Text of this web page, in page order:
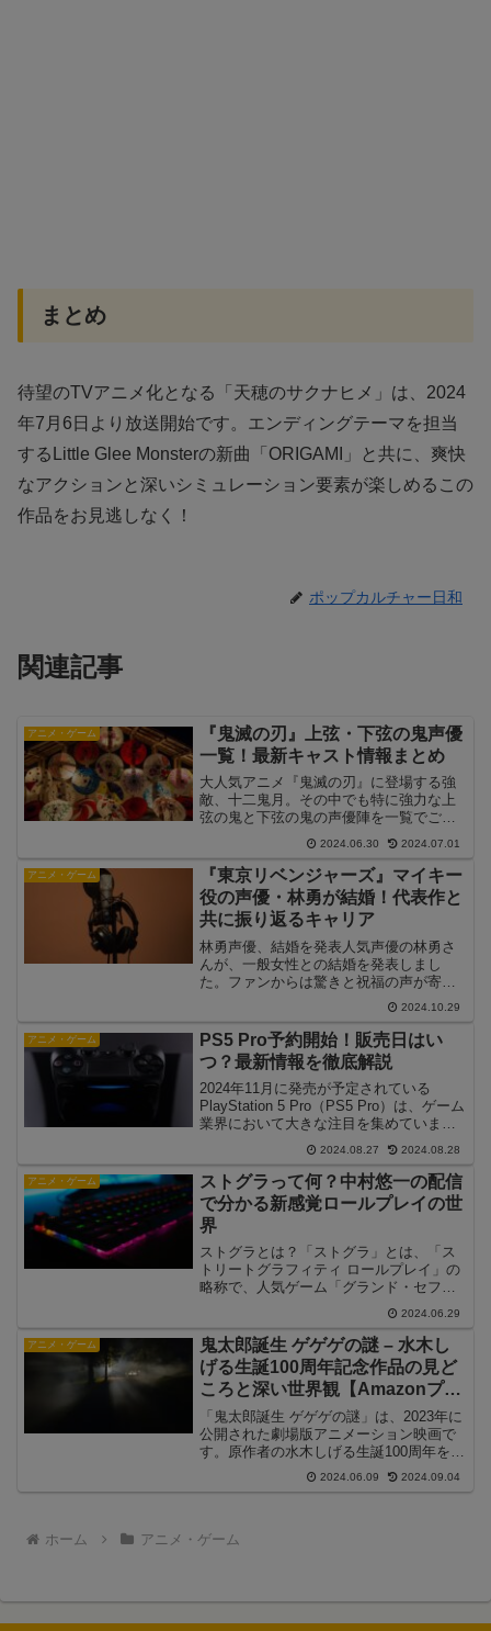
まとめ
待望のTVアニメ化となる「天穂のサクナヒメ」は、2024
年7月6日より放送開始です。エンディングテーマを担当
するLittle Glee Monsterの新曲「ORIGAMI」と共に、爽快
なアクションと深いシミュレーション要素が楽しめるこの
作品をお見逃しなく！
ポップカルチャー日和
関連記事
アニメ・ゲーム
『鬼滅の刃』上弦・下弦の鬼声優
一覧！最新キャスト情報まとめ
大人気アニメ『鬼滅の刃』に登場する強
敵、十二鬼月。その中でも特に強力な上
弦の鬼と下弦の鬼の声優陣を一覧でご紹
介します。個性豊かなキャラクターたち
を演じる豪華声優陣にも注目です。上弦
の鬼声優一覧上弦の鬼は鬼舞辻無惨配下
の最強の鬼たちです。その...
2024.06.30 2024.07.01
アニメ・ゲーム
『東京リベンジャーズ』マイキー
役の声優・林勇が結婚！代表作と
共に振り返るキャリア
林勇声優、結婚を発表人気声優の林勇さ
んが、一般女性との結婚を発表しまし
た。ファンからは驚きと祝福の声が寄せ
られています。林さんは自身のSNSで
「皆様に支えられて、新たな人生の一歩
を踏み出すことができました」とコメン
トを発表。相手の女性は一般...
2024.10.29
アニメ・ゲーム
PS5 Pro予約開始！販売日はい
つ？最新情報を徹底解説
2024年11月に発売が予定されている
PlayStation 5 Pro（PS5 Pro）は、ゲーム
業界において大きな注目を集めていま
す。この記事では、PS5 Proの予約開始
日や販売日、そしてそのスペックについ
て詳しく解説します。発売日と...
2024.08.27 2024.08.28
アニメ・ゲーム
ストグラって何？中村悠一の配信
で分かる新感覚ロールプレイの世
界
ストグラとは？「ストグラ」とは、「ス
トリートグラフィティ ロールプレイ」の
略称で、人気ゲーム「グランド・セフ
ト・オートV（GTA5）」を基にした仮想
都市「ロスサントス」で展開される新感
覚のメタバース×ロールプレイコンテンツ
です。プレイヤーは...
2024.06.29
アニメ・ゲーム
鬼太郎誕生 ゲゲゲの謎 – 水木し
げる生誕100周年記念作品の見ど
ころと深い世界観【Amazonプラ
イムビデオで配信中】
「鬼太郎誕生 ゲゲゲの謎」は、2023年に
公開された劇場版アニメーション映画で
す。原作者の水木しげる生誕100周年を記
念して製作された本作は、人気キャラク
ター"ゲゲゲの鬼太郎"の誕生秘話を描い
2024.06.09 2024.09.04
ホーム アニメ・ゲーム